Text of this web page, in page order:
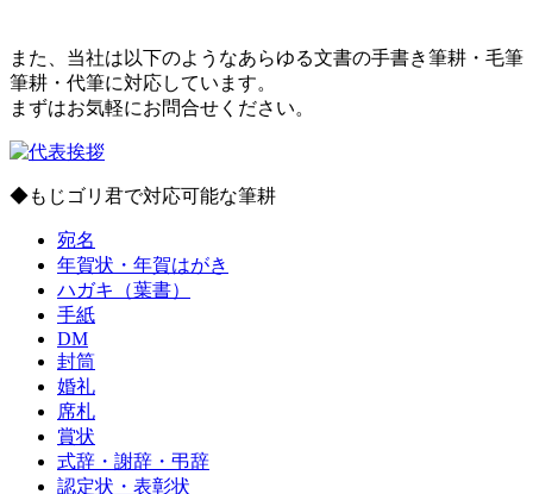
また、当社は以下のようなあらゆる文書の手書き筆耕・毛筆
筆耕・代筆に対応しています。
まずはお気軽にお問合せください。
◆もじゴリ君で対応可能な筆耕
宛名
年賀状・年賀はがき
ハガキ（葉書）
手紙
DM
封筒
婚礼
席札
賞状
式辞・謝辞・弔辞
認定状・表彰状